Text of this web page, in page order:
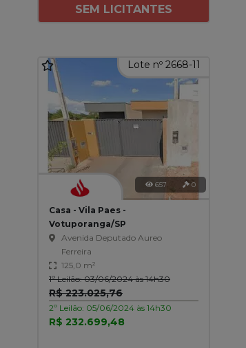
SEM LICITANTES
Lote nº 2668-11
657 0
Casa - Vila Paes -
Votuporanga/SP
Avenida Deputado Aureo
Ferreira
125,0 m²
1º Leilão: 03/06/2024 às 14h30
R$ 223.025,76
2º Leilão: 05/06/2024 às 14h30
R$ 232.699,48